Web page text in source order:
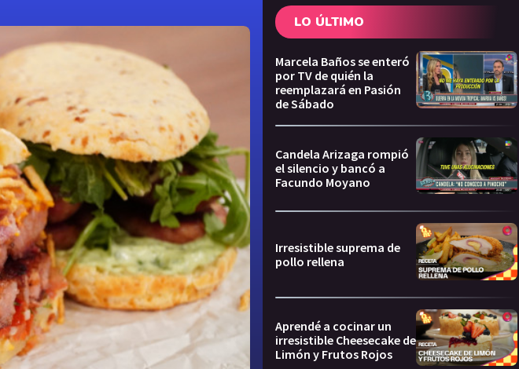
LO ÚLTIMO
Marcela Baños se enteró
por TV de quién la
reemplazará en Pasión
de Sábado
Candela Arizaga rompió
el silencio y bancó a
Facundo Moyano
Irresistible suprema de
pollo rellena
Aprendé a cocinar un
irresistible Cheesecake de
Limón y Frutos Rojos